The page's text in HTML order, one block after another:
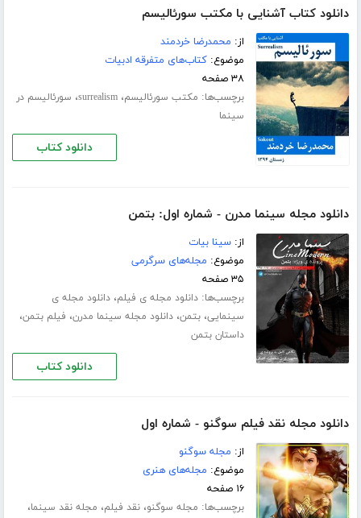
دانلود کتاب آشنایی با مکتب سورئالیسم
از: محمدرضا خردمند
موضوع:کتاب‌های متفرقه ادبیات
۳۸ صفحه
برچسب‌ها: مکتب سورئالیسم،surrealism، سورئالیسم در
سینما
دانلود کتاب
دانلود مجله سینما مدرن - شماره اول: بتمن
از:سینا بیات
موضوع: مجله‌های سرگرمی
۳۵ صفحه
برچسب‌ها:دانلود مجله ی فیلم،دانلود مجله ی
سینمایی،بتمن،دانلود مجله سینما مدرن، فیلم بتمن،
داستان بتمن
دانلود کتاب
دانلود مجله نقد فیلم سوگنو - شماره اول
از: مجله سوگنو
موضوع: مجله‌های هنری
۱۶ صفحه
برچسب‌ها: مجله سوگنو،نقد فیلم، مجله نقد سینما،